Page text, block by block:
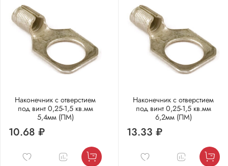
Наконечник с отверстием
под винт 0,25-1,5 кв.мм
5,4мм (ПМ)
10.68 ₽
Наконечник с отверстием
под винт 0,25-1,5 кв.мм
6,2мм (ПМ)
13.33 ₽